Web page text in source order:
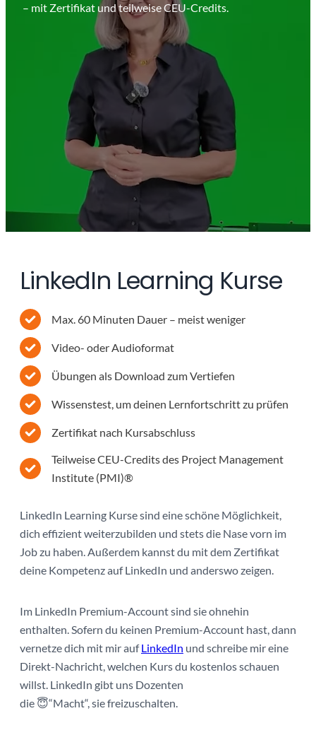
– mit Zertifikat und teilweise CEU-Credits.
LinkedIn Learning Kurse
Max. 60 Minuten Dauer – meist weniger
Video- oder Audioformat
Übungen als Download zum Vertiefen
Wissenstest, um deinen Lernfortschritt zu prüfen
Zertifikat nach Kursabschluss
Teilweise CEU-Credits des Project Management
Institute (PMI)®
LinkedIn Learning Kurse sind eine schöne Möglichkeit,
dich effizient weiterzubilden und stets die Nase vorn im
Job zu haben. Außerdem kannst du mit dem Zertifikat
deine Kompetenz auf LinkedIn und anderswo zeigen.
Im LinkedIn Premium-Account sind sie ohnehin
enthalten. Sofern du keinen Premium-Account hast, dann
vernetze dich mit mir aufLinkedIn und schreibe mir eine
Direkt-Nachricht, welchen Kurs du kostenlos schauen
willst. LinkedIn gibt uns Dozenten
die 😇“Macht“, sie freizuschalten.